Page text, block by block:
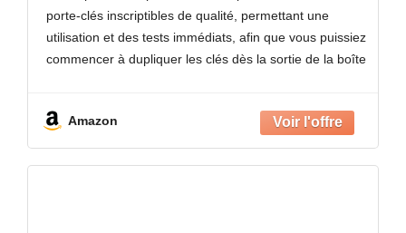
porte-clés inscriptibles de qualité, permettant une
utilisation et des tests immédiats, afin que vous puissiez
commencer à dupliquer les clés dès la sortie de la boîte
Amazon